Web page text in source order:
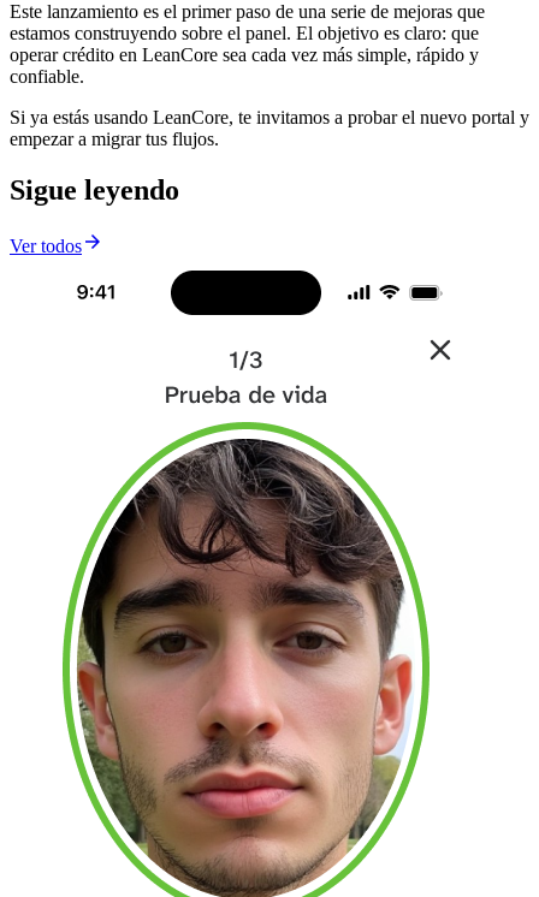
Este lanzamiento es el primer paso de una serie de mejoras que
estamos construyendo sobre el panel. El objetivo es claro: que
operar crédito en LeanCore sea cada vez más simple, rápido y
confiable.
Si ya estás usando LeanCore, te invitamos a probar el nuevo portal y
empezar a migrar tus flujos.
Sigue leyendo
Ver todos